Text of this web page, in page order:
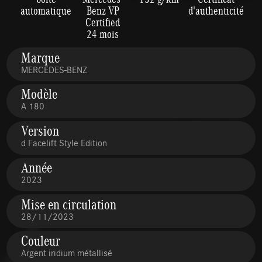
automatique Benz VP
Certified
24 mois
d'authenticité
Marque
MERCEDES-BENZ
Modèle
A 180
Version
d Facelift Style Edition
Année
2023
Mise en circulation
28/11/2023
Couleur
Argent iridium métallisé